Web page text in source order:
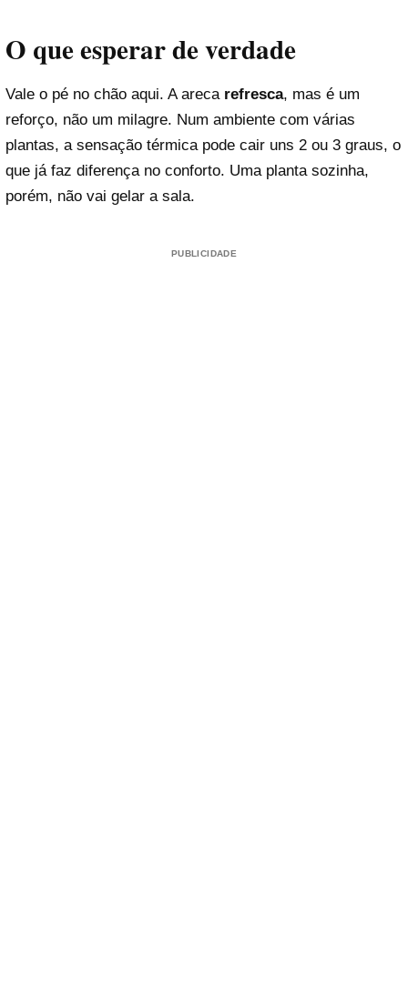
O que esperar de verdade
Vale o pé no chão aqui. A areca refresca, mas é um
reforço, não um milagre. Num ambiente com várias
plantas, a sensação térmica pode cair uns 2 ou 3 graus, o
que já faz diferença no conforto. Uma planta sozinha,
porém, não vai gelar a sala.
PUBLICIDADE